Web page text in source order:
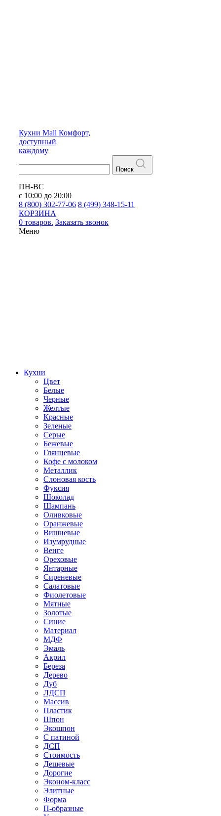
Кухни Mall Комфорт,
доступный
каждому
Поиск
ПН-ВС
с 10:00 до 20:00
8 (800) 302-77-06 8 (499) 348-15-11
КОРЗИНА
0 товаров. Заказать звонок
Меню
Кухни
Цвет
Белые
Черные
Желтые
Красные
Зеленые
Серые
Бежевые
Глянцевые
Кофе с молоком
Металлик
Слоновая кость
Фуксия
Шоколад
Шампань
Оливковые
Оранжевые
Вишневые
Изумрудные
Венге
Ореховые
Янтарные
Сиреневые
Салатовые
Фиолетовые
Мятные
Золотые
Синие
Материал
МДФ
Эмаль
Акрил
Береза
Дерево
Дуб
ЛДСП
Массив
Пластик
Шпон
Экошпон
С патиной
ДСП
Стоимость
Дешевые
Дорогие
Эконом-класс
Элитные
Форма
П-образные